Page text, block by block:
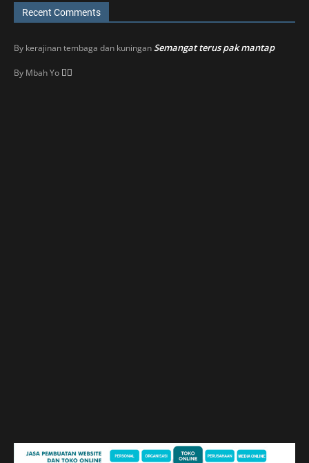
Recent Comments
By kerajinan tembaga dan kuninganSemangat terus pak mantap
By Mbah Yo 👍🏼